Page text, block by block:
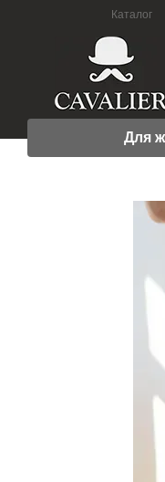
Перейти до основного
Каталог
Для